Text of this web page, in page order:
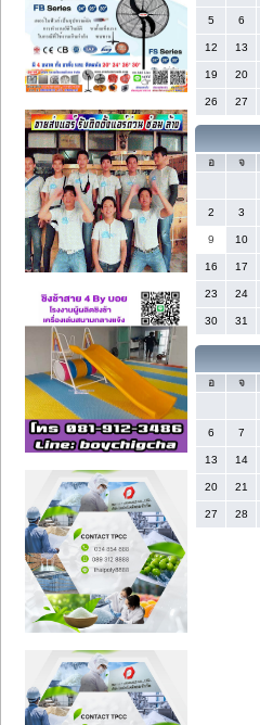
5 6
12 13
19 20
26 27
อ จ
2 3
9 10
16 17
23 24
30 31
อ จ
6 7
13 14
20 21
27 28